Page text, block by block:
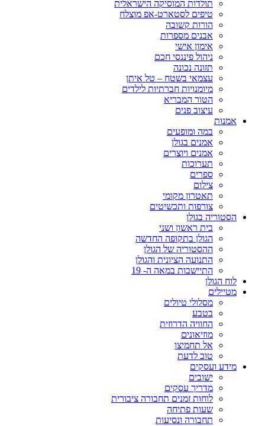
תולדות המוסיקה הישראלית
טיפים לסטארט-אפ מוצלח
הורות קשובה
אבנים מספרות
אימון אישי
ניהול פיננסי חכם
תזונה נכונה
עצמאי בשטח – טל איתן
מיומנויות חברתיות לילדים
הטור המבריא
עיצוב פנים
אמנות
במה ומופעים
אמנים בגולן
אמנים ויוצרים
תערוכות
ספרים
צילום
תאטרון מקומי
צורפות ותכשיטים
הסטוריה בגולן
בית ראשון ושני
הגולן בתקופה החדשה
ההסטוריה של הגולן
התנועה הציונית והגולן
התיישבות במאה ה- 19
לוח הגולן
מטיילים
מסלולי טיולים
בטבע
החוויה הדרוזית
מוזיאונים
אל תחמיצו
טוב לדעת
מידע ועסקים
ישובים
מדריך עסקים
לוחות זמנים תחבורה ציבורית
שעות פתיחה
תחבורה ונסיעות